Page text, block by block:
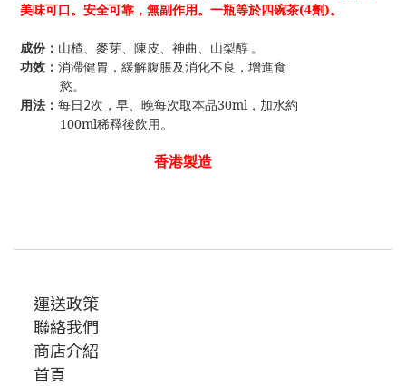
美味可口。安全可靠，無副作用。 一瓶等於四碗茶(4劑)。
成份： 山楂、麥芽、陳皮、神曲、山梨醇 。
功效： 消滯健胃，緩解腹脹及消化不良，增進食
慾。
用法： 每日2次， 早、晚每次取本品30ml，加水約
100ml稀釋後飲用。
香港製造
運送政策
聯絡我們
商店介紹
首頁